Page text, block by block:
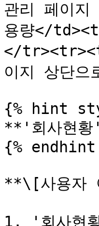
관리 페이
용량</
</
이지 상단
{% hint
**'회사현황
{% endhint
**\[사용자
1. '회사현